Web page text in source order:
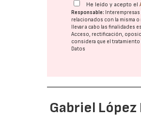
He leído y acepto el
Responsable: Interempresas
relacionados con la misma
llevar a cabo las finalidades
Acceso, rectificación,
considera que el tratamiento
Datos
Gabriel